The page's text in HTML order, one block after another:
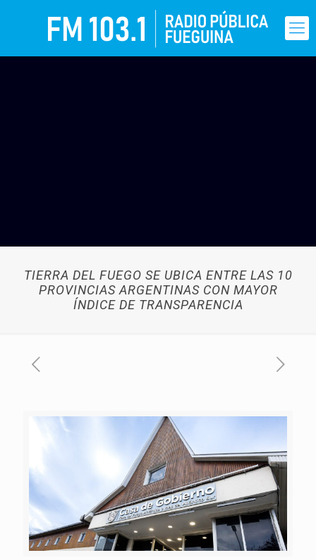
TIERRA DEL FUEGO SE UBICA ENTRE LAS 10
PROVINCIAS ARGENTINAS CON MAYOR
ÍNDICE DE TRANSPARENCIA